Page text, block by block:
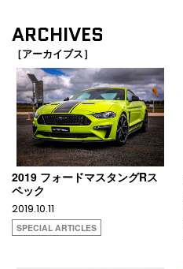
ARCHIVES
［アーカイブス］
2019 フォードマスタングRス
ペック
2019.10.11
SPECIAL ARTICLES